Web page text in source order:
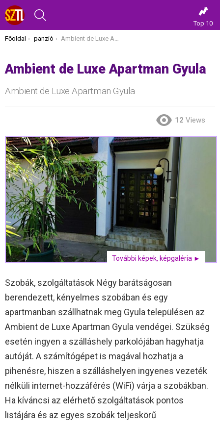
Top 10
Itt vagy most:
Főoldal panzió Ambient de Luxe Apartman Gyula
Ambient de Luxe Apartman Gyula
Ambient de Luxe Apartman Gyula
12 Views
További képek, képgaléria ►
Szobák, szolgáltatások Négy barátságosan
berendezett, kényelmes szobában és egy
apartmanban szállhatnak meg Gyula településen az
Ambient de Luxe Apartman Gyula vendégei. Szükség
esetén ingyen a szálláshely parkolójában hagyhatja
autóját. A számítógépet is magával hozhatja a
pihenésre, hiszen a szálláshelyen ingyenes vezeték
nélküli internet-hozzáférés (WiFi) várja a szobákban.
Ha kíváncsi az elérhető szolgáltatások pontos
listájára és az egyes szobák teljeskörű